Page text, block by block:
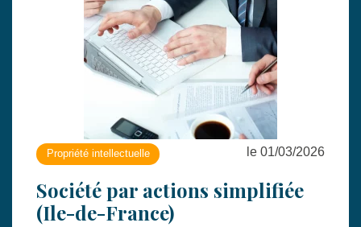
Propriété intellectuelle le 01/03/2026
Société par actions simplifiée
(Ile-de-France)